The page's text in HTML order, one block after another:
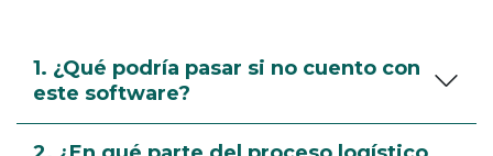
1. ¿Qué podría pasar si no cuento con
este software?